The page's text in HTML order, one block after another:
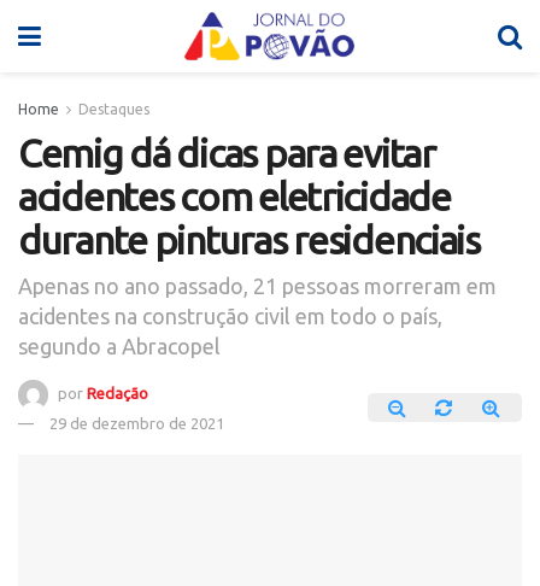
Home Destaques
Cemig dá dicas para evitar
acidentes com eletricidade
durante pinturas residenciais
Apenas no ano passado, 21 pessoas morreram em
acidentes na construção civil em todo o país,
segundo a Abracopel
por Redação
29 de dezembro de 2021